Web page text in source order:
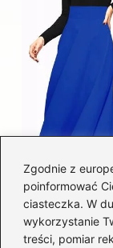
Zgodnie z
poinformować
ciasteczka. W
wykorzystanie
treści, pomiar
Łatwy
półkoła w